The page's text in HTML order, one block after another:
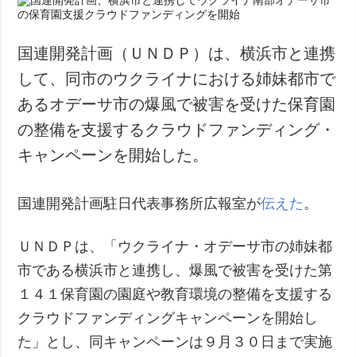
国連開発計画（ＵＮＤＰ）は、横浜市と連携
して、同市のウクライナにおける姉妹都市で
あるオデーサ市の爆風で被害を受けた保育園
の整備を支援するクラウドファンディング・
キャンペーンを開始した。
国連開発計画駐日代表事務所広報室が伝えた。
ＵＮＤＰは、「ウクライナ・オデーサ市の姉妹都
市である横浜市と連携し、爆風で被害を受けた第
１４１保育園の園庭や教育環境の整備を支援する
クラウドファンディングキャンペーンを開始し
た」とし、同キャンペーンは９月３０日まで実施